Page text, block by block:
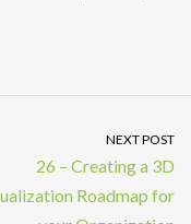
NEXT POST
26 – Creating a 3D
Roadmap for